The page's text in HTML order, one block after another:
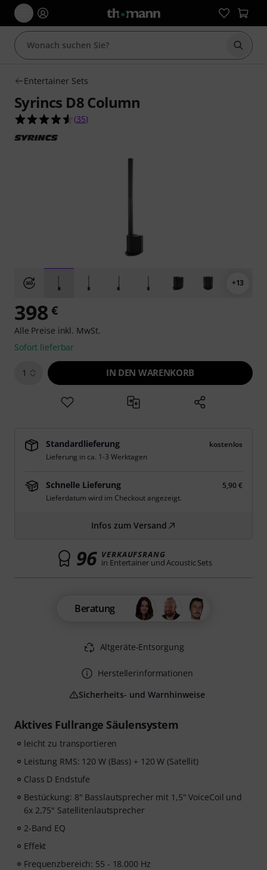
Suche
Entertainer Sets
Syrincs D8 Column
4.6 von 5 Sternen aus 35 Kundenbewertungen
(35)
+13
Aktives Fullrange Säulensystem
leicht zu transportieren
Leistung RMS: 120 W (Bass) + 120 W (Satellit)
Class D Endstufe
Bestückung: 8" Basslautsprecher mit 1,5" VoiceCoil und
6x 2,75" Satellitenlautsprecher
2-Band EQ
Effekt
Frequenzbereich: 55 - 18.000 Hz
398 €
Alle Preise inkl. MwSt.
Sofort lieferbar
1 IN DEN WARENKORB
Standardlieferung
kostenlos
Lieferung in ca. 1-3 Werktagen
Schnelle Lieferung
5,90 €
Lieferdatum wird im Checkout angezeigt.
Infos zum Versand
96 VERKAUFSRANG
in Entertainer und Acoustic Sets
Beratung
Altgeräte-Entsorgung
Herstellerinformationen
Sicherheits- und Warnhinweise